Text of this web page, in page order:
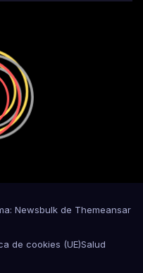
Newsbulkde Themeansar
de cookies (UE)Salud